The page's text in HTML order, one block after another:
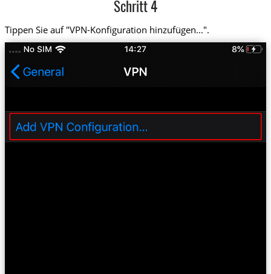
Schritt 4
Tippen Sie auf "VPN-Konfiguration hinzufügen...".